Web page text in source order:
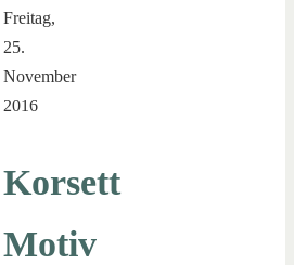
Freitag,
25.
November
2016
Korsett
Motiv